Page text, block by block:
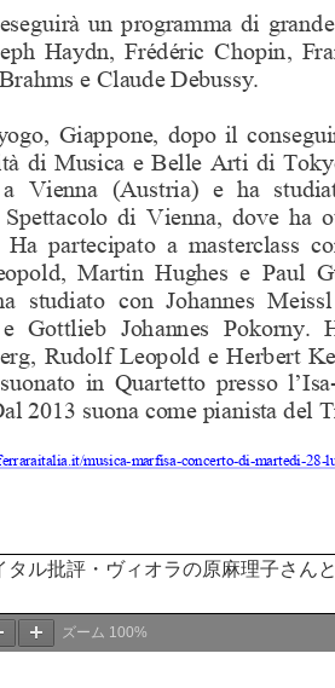
タル批評・ヴィオラの原麻理子さんと
ズーム 100%